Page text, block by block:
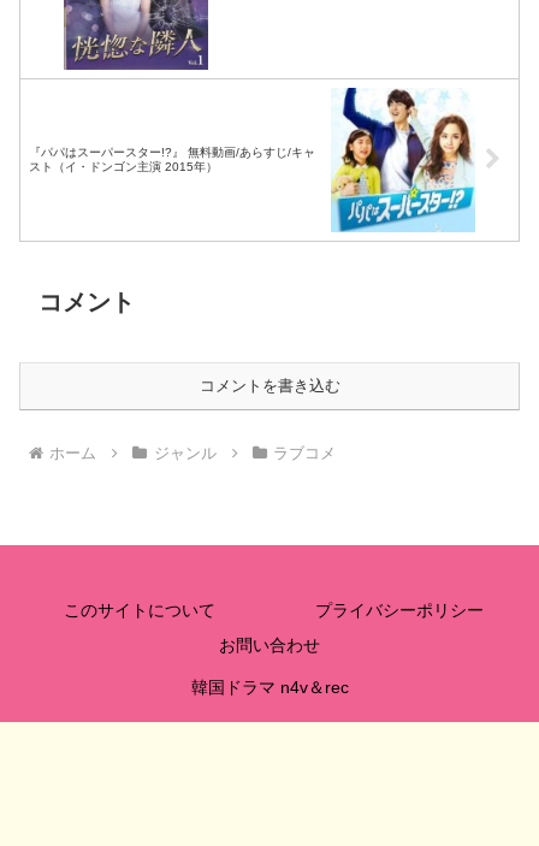
『パパはスーパースター!?』 無料動画/あらすじ/キャ
スト（イ・ドンゴン主演 2015年）
コメント
コメントを書き込む
ホーム ジャンル ラブコメ
このサイトについて
プライバシーポリシー
お問い合わせ
韓国ドラマ n4v＆rec